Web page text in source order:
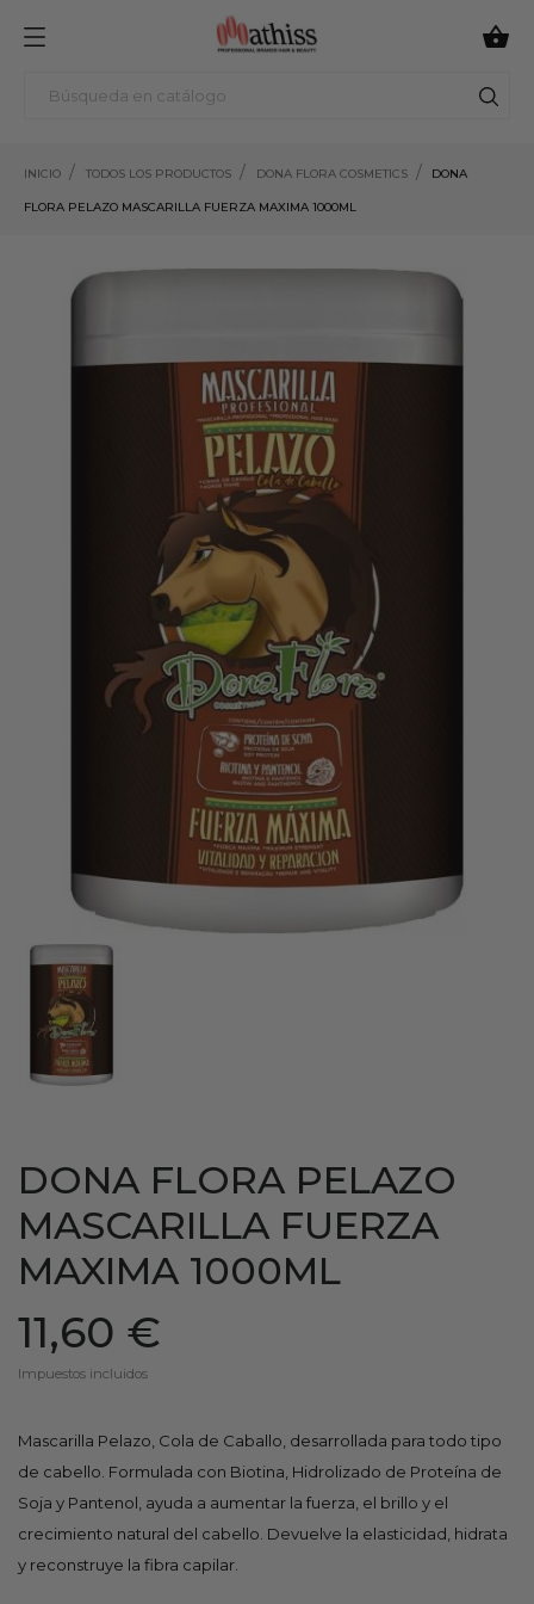

INICIO TODOS LOS PRODUCTOS DONA FLORA COSMETICS DONA
FLORA PELAZO MASCARILLA FUERZA MAXIMA 1000ML
DONA FLORA PELAZO
MASCARILLA FUERZA
MAXIMA 1000ML
11,60 €
Impuestos incluidos
Mascarilla Pelazo, Cola de Caballo, desarrollada para todo tipo
de cabello. Formulada con Biotina, Hidrolizado de Proteína de
Soja y Pantenol, ayuda a aumentar la fuerza, el brillo y el
crecimiento natural del cabello. Devuelve la elasticidad, hidrata
y reconstruye la fibra capilar.